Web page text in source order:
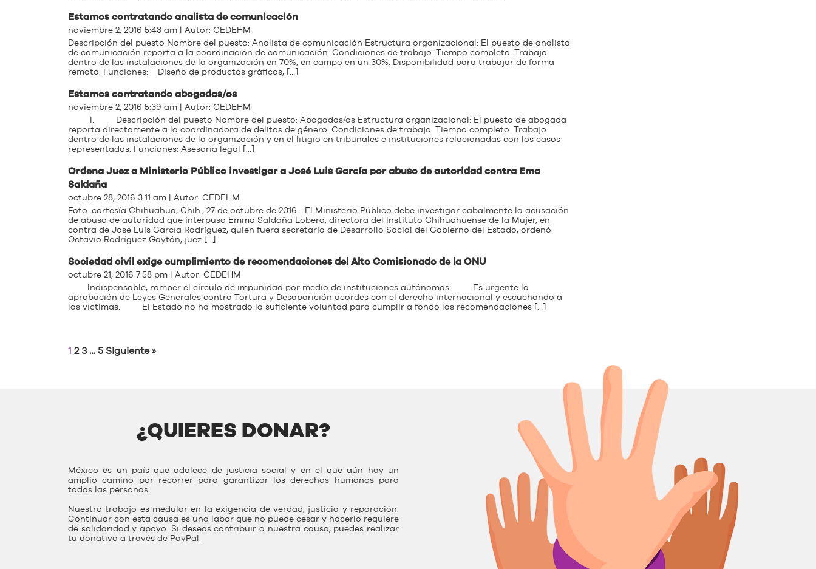
Estamos contratando analista de comunicación
noviembre 2, 2016 5:43 am | Autor: CEDEHM
Descripción del puesto Nombre del puesto: Analista de comunicación Estructura organizacional: El puesto de analista
de comunicación reporta a la coordinación de comunicación. Condiciones de trabajo: Tiempo completo. Trabajo
dentro de las instalaciones de la organización en 70%, en campo en un 30%. Disponibilidad para trabajar de forma
remota. Funciones: Diseño de productos gráficos, […]
Estamos contratando abogadas/os
noviembre 2, 2016 5:39 am | Autor: CEDEHM
I. Descripción del puesto Nombre del puesto: Abogadas/os Estructura organizacional: El puesto de abogada
reporta directamente a la coordinadora de delitos de género. Condiciones de trabajo: Tiempo completo. Trabajo
dentro de las instalaciones de la organización y en el litigio en tribunales e instituciones relacionadas con los casos
representados. Funciones: Asesoría legal […]
Ordena Juez a Ministerio Público investigar a José Luis García por abuso de autoridad contra Ema
Saldaña
octubre 28, 2016 3:11 am | Autor: CEDEHM
Foto: cortesía Chihuahua, Chih., 27 de octubre de 2016.- El Ministerio Público debe investigar cabalmente la acusación
de abuso de autoridad que interpuso Emma Saldaña Lobera, directora del Instituto Chihuahuense de la Mujer, en
contra de José Luis García Rodríguez, quien fuera secretario de Desarrollo Social del Gobierno del Estado, ordenó
Octavio Rodríguez Gaytán, juez […]
Sociedad civil exige cumplimiento de recomendaciones del Alto Comisionado de la ONU
octubre 21, 2016 7:58 pm | Autor: CEDEHM
Indispensable, romper el círculo de impunidad por medio de instituciones autónomas. Es urgente la
aprobación de Leyes Generales contra Tortura y Desaparición acordes con el derecho internacional y escuchando a
las víctimas. El Estado no ha mostrado la suficiente voluntad para cumplir a fondo las recomendaciones […]
1 2 3 … 5 Siguiente »
¿QUIERES DONAR?
México es un país que adolece de justicia social y en el que aún hay un
amplio camino por recorrer para garantizar los derechos humanos para
todas las personas.
Nuestro trabajo es medular en la exigencia de verdad, justicia y reparación.
Continuar con esta causa es una labor que no puede cesar y hacerlo requiere
de solidaridad y apoyo. Si deseas contribuir a nuestra causa, puedes realizar
tu donativo a través de PayPal.